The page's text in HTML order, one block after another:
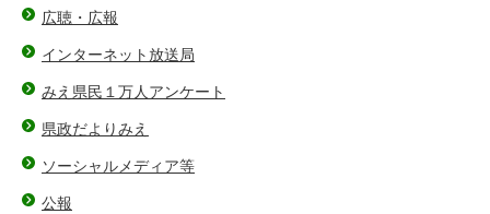
広聴・広報
インターネット放送局
みえ県民１万人アンケート
県政だよりみえ
ソーシャルメディア等
公報